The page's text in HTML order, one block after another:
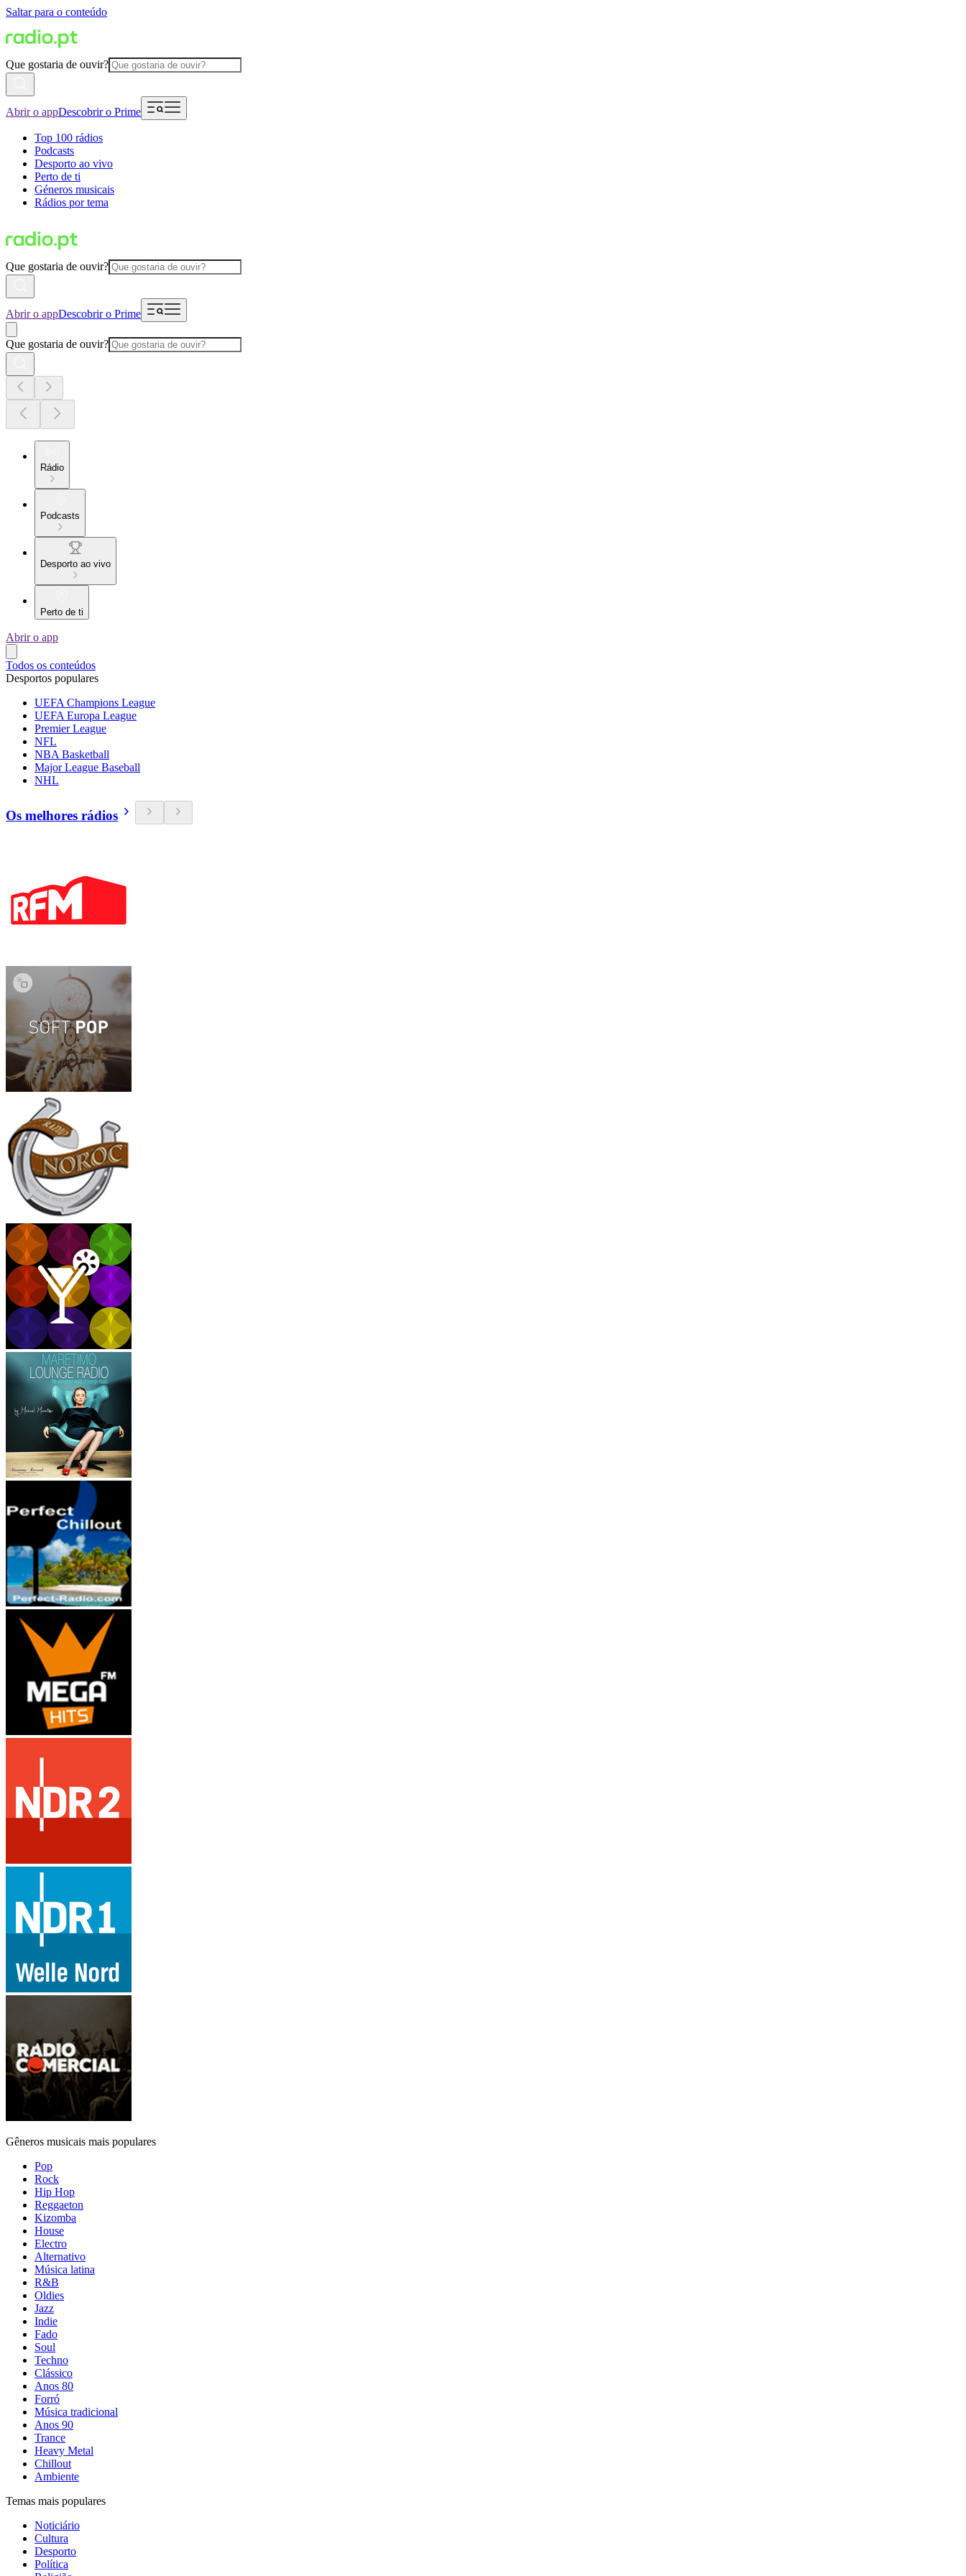
Saltar para o conteúdo
Que gostaria de ouvir?
Abrir o appDescobrir o Prime
Top 100 rádios
Podcasts
Desporto ao vivo
Perto de ti
Géneros musicais
Rádios por tema
Que gostaria de ouvir?
Abrir o appDescobrir o Prime
Que gostaria de ouvir?
Rádio
Podcasts
Desporto ao vivo
Perto de ti
Abrir o app
Todos os conteúdos
Desportos populares
UEFA Champions League
UEFA Europa League
Premier League
NFL
NBA Basketball
Major League Baseball
NHL
Os melhores rádios
Gêneros musicais mais populares
Pop
Rock
Hip Hop
Reggaeton
Kizomba
House
Electro
Alternativo
Música latina
R&B
Oldies
Jazz
Indie
Fado
Soul
Techno
Clássico
Anos 80
Forró
Música tradicional
Anos 90
Trance
Heavy Metal
Chillout
Ambiente
Temas mais populares
Noticiário
Cultura
Desporto
Política